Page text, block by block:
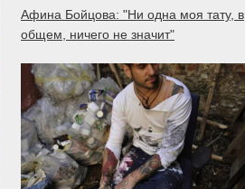
Афина Бойцова: "Ни одна моя тату, в
общем, ничего не значит"